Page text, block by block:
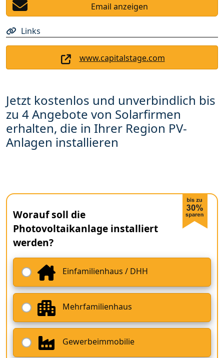
Email anzeigen
Links
www.capitalstage.com
Jetzt kostenlos und unverbindlich bis
zu 4 Angebote von Solarfirmen
erhalten, die in Ihrer Region PV-
Anlagen installieren
Worauf soll die
Photovoltaikanlage installiert
werden?
Einfamilienhaus / DHH
Mehrfamilienhaus
Gewerbeimmobilie